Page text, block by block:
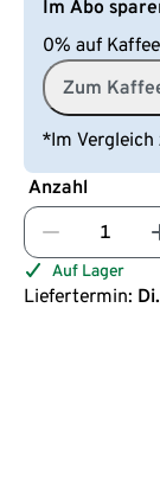
Im Abo
0% auf
Zum
*Im
Anzahl
Auf Lager
Liefertermin: